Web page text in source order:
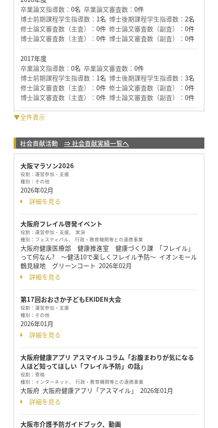
卒業論文指導数： 0名 卒業論文審査数： 0件
博士前期課程学生指導数： 1名 博士後期課程学生指導数： 2名
修士論文審査数（主査）： 0件 修士論文審査数（副査）： 0件
博士論文審査数（主査）： 0件 博士論文審査数（副査）： 0件
2017年度
卒業論文指導数： 0名 卒業論文審査数： 0件
博士前期課程学生指導数： 1名 博士後期課程学生指導数： 3名
修士論文審査数（主査）： 0件 修士論文審査数（副査）： 0件
博士論文審査数（主査）： 0件 博士論文審査数（副査）： 0件
▼全件表示
社会貢献活動 ⇒ 社会貢献実績一覧へ
大阪マラソン2026
役割： 運営参加・支援
種別： その他
2026年02月
詳細を見る
大阪府フレイル啓発イベント
役割： 運営参加・支援, 実演
種別： フェスティバル, 行政・教育機関等との連携事業
大阪府健康医療部 健康推進室 健康づくり課 「フレイル」
って何なん? ～健活10で楽しくフレイル予防～ イオンモール
鶴見緑地 グリーンコート 2026年02月
詳細を見る
第17回おおさか子どもEKIDEN大会
役割： 運営参加・支援
種別： その他
2026年01月
詳細を見る
大阪府健康アプリ アスマイル コラム「お腹まわりが気になる
人ほど知ってほしい「フレイル予防」の話」
役割： 寄稿
種別： インターネット, 行政・教育機関等との連携事業
大阪府 大阪府健康アプリ「アスマイル」 2026年01月
詳細を見る
大阪市介護予防ガイドブック、動画